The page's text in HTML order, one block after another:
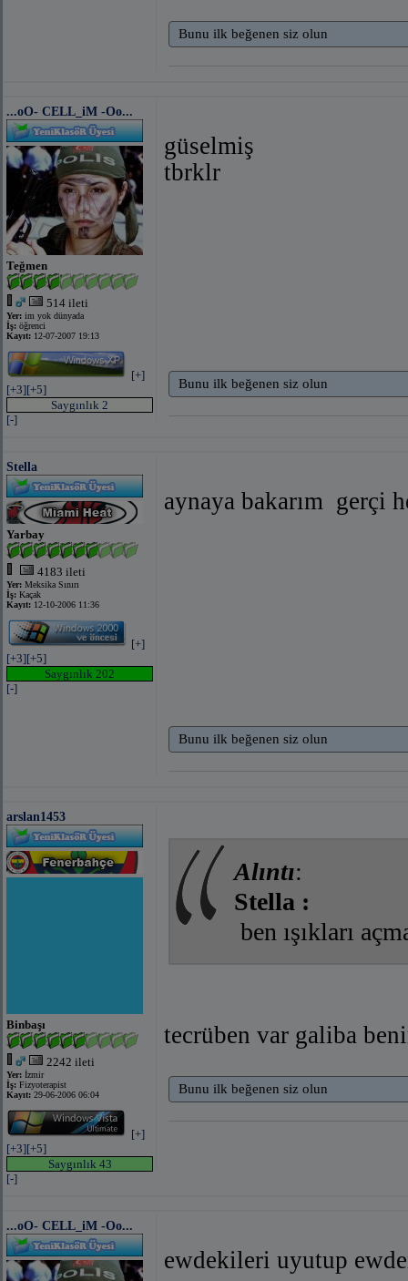
Bunu ilk beğenen siz olun
...oO- CELL_iM -Oo...
Teğmen
514 ileti
Yer: im yok dünyada
İş: öğrenci
Kayıt: 12-07-2007 19:13
[+]
[+3][+5]
Saygınlık 2
[-]
güselmiş
tbrklr
Bunu ilk beğenen siz olun
Stella
Yarbay
4183 ileti
Yer: Meksika Sınırı
İş: Kaçak
Kayıt: 12-10-2006 11:36
[+]
[+3][+5]
Saygınlık 202
[-]
aynaya bakarım gerçi
Bunu ilk beğenen siz olun
arslan1453
Binbaşı
2242 ileti
Yer: İzmir
İş: Fizyoterapist
Kayıt: 29-06-2006 06:04
[+]
[+3][+5]
Saygınlık 43
[-]
Alıntı:
Stella :
ben ışıkları
tecrüben var galiba
Bunu ilk beğenen siz olun
...oO- CELL_iM -Oo...
ewdekileri uyutup